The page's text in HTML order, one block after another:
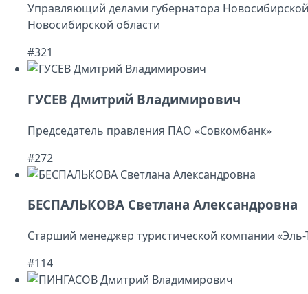
Управляющий делами губернатора
Новосибирской области
#321
ГУСЕВ Дмитрий Владимирович
Председатель правления ПАО «Совкомбанк»
#272
БЕСПАЛЬКОВА Светлана Александровна
Старший менеджер туристической компании «Эль-
#114